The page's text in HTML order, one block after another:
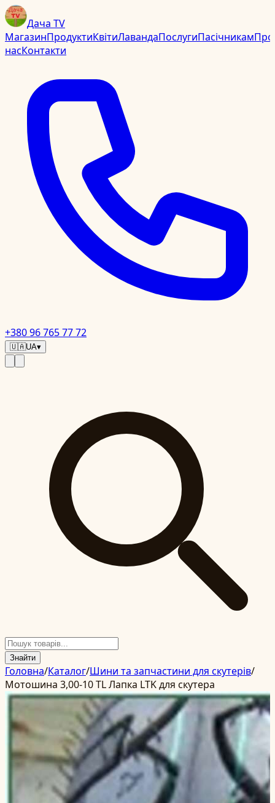
Дача TV
МагазинПродуктиКвітиЛавандаПослугиПасічникамПро
насКонтакти
+380 96 765 77 72
🇺🇦UA▾
Знайти
Головна/Каталог/Шини та запчастини для скутерів/
Мотошина 3,00-10 TL Лапка LTK для скутера